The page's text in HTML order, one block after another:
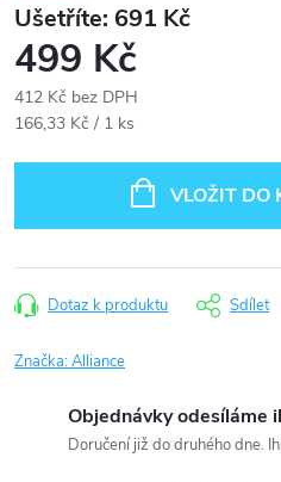
691
499 Kč
412 Kč bez DPH
Měrná
166,33 Kč / 1 ks
VLOŽIT DO
Dotaz k produktu Sdílet
Značka:Alliance
Objednávky odesíláme
Doručení již do druhého dne.